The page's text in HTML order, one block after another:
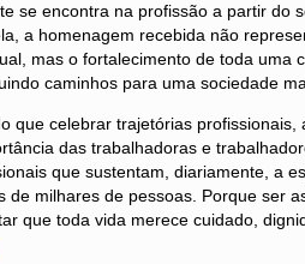
se encontra na profissão a partir do
a homenagem recebida não
mas o fortalecimento de toda uma
caminhos para uma sociedade
que celebrar trajetórias
das trabalhadoras e
que sustentam, diariamente, a
de milhares de pessoas. Porque ser
que toda vida merece cuidado,